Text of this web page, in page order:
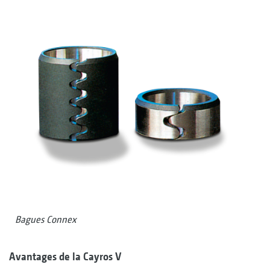
Bagues Connex
Avantages de la Cayros V